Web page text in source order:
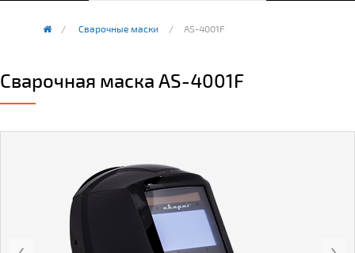
Сварочные маски AS-4001F
Сварочная маска AS-4001F